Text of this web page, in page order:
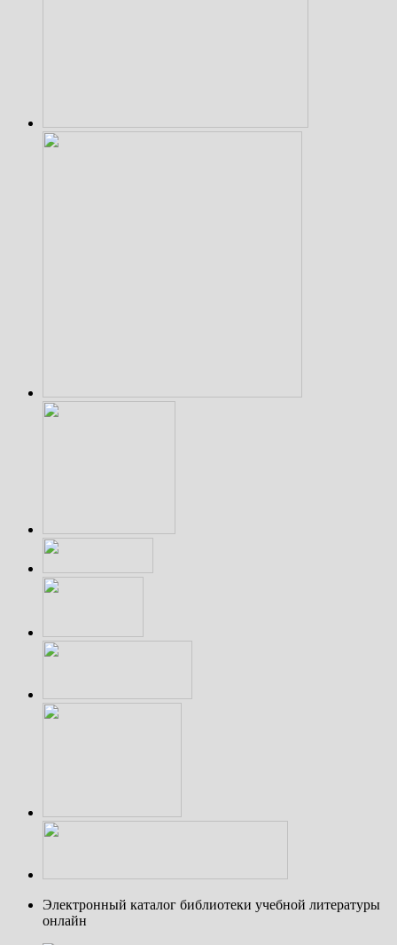
Электронный каталог библиотеки учебной литературы
онлайн